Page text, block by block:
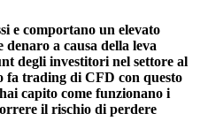
e comportano un elevato
a causa della leva
degli investitori nel settore al
fa trading di CFD con questo
capito come funzionano i
il rischio di perdere